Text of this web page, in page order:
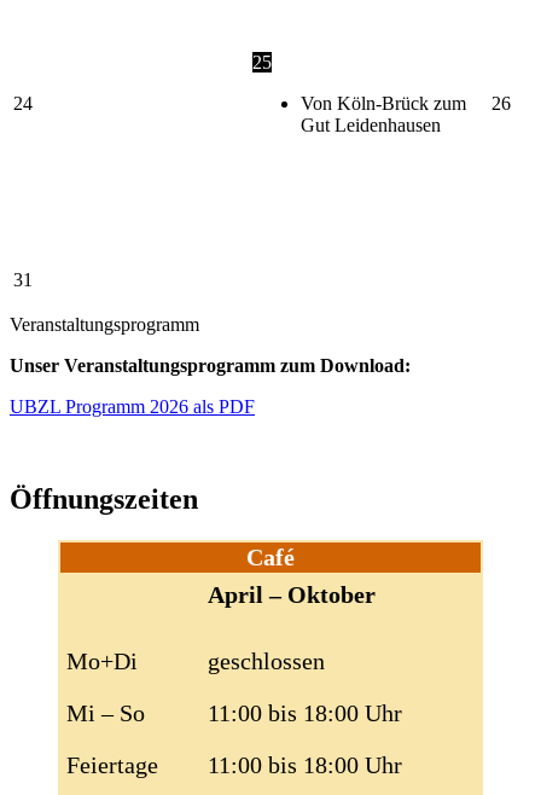
24
25
Von Köln-Brück zum
Gut Leidenhausen
26
31
Veranstaltungsprogramm
Unser Veranstaltungsprogramm zum Download:
UBZL Programm 2026 als PDF
Öffnungszeiten
Café
April – Oktober
Mo+Di
Mi – So
Feiertage
geschlossen
11:00 bis 18:00 Uhr
11:00 bis 18:00 Uhr